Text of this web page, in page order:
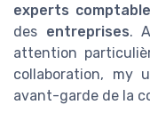
experts
des entreprises.
attention
collaboration, my
avant-garde de la